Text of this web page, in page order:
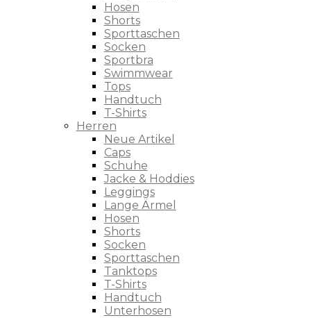
Hosen
Shorts
Sporttaschen
Socken
Sportbra
Swimmwear
Tops
Handtuch
T-Shirts
Herren
Neue Artikel
Caps
Schuhe
Jacke & Hoddies
Leggings
Lange Ärmel
Hosen
Shorts
Socken
Sporttaschen
Tanktops
T-Shirts
Handtuch
Unterhosen